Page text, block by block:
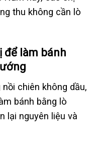
thu không cần lò
để làm bánh
chiên không dầu,
bánh bằng lò
lại nguyên liệu và